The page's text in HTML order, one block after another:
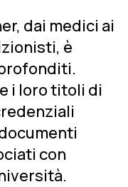
dai medici ai
è
i loro titoli di
con